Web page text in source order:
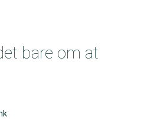
bare om at